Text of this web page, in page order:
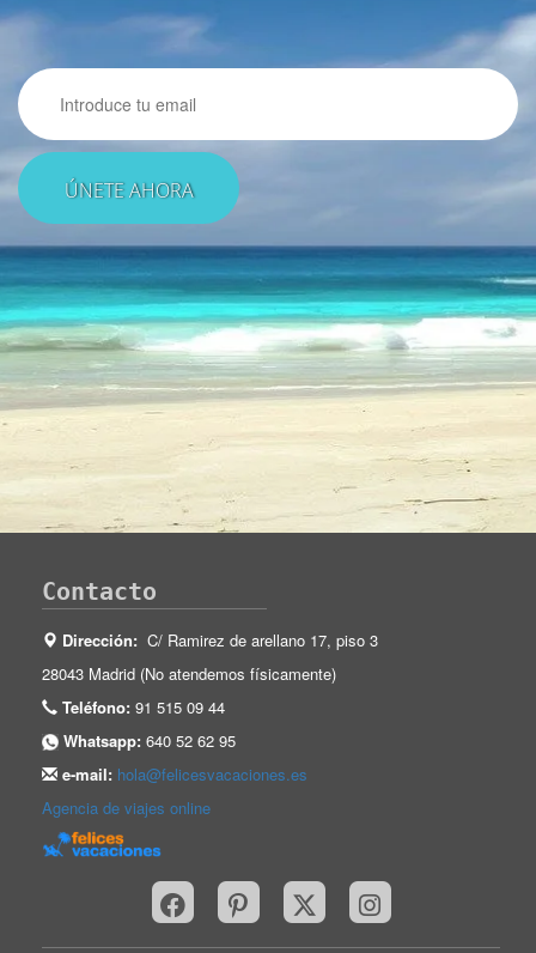
Email
Contacto
Dirección: C/ Ramirez de arellano 17, piso 3
28043 Madrid (No atendemos físicamente)
Teléfono: 91 515 09 44
Whatsapp: 640 52 62 95
e-mail: hola@felicesvacaciones.es
Agencia de viajes online